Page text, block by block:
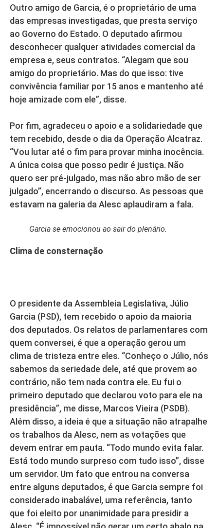
Outro amigo de Garcia, é o proprietário de uma
das empresas investigadas, que presta serviço
ao Governo do Estado. O deputado afirmou
desconhecer qualquer atividades comercial da
empresa e, seus contratos. “Alegam que sou
amigo do proprietário. Mas do que isso: tive
convivência familiar por 15 anos e mantenho até
hoje amizade com ele”, disse.
Por fim, agradeceu o apoio e a solidariedade que
tem recebido, desde o dia da Operação Alcatraz.
“Vou lutar até o fim para provar minha inocência.
A única coisa que posso pedir é justiça. Não
quero ser pré-julgado, mas não abro mão de ser
julgado”, encerrando o discurso. As pessoas que
estavam na galeria da Alesc aplaudiram a fala.
Garcia se emocionou ao sair do plenário.
Clima de consternação
O presidente da Assembleia Legislativa, Júlio
Garcia (PSD), tem recebido o apoio da maioria
dos deputados. Os relatos de parlamentares com
quem conversei, é que a operação gerou um
clima de tristeza entre eles. “Conheço o Júlio, nós
sabemos da seriedade dele, até que provem ao
contrário, não tem nada contra ele. Eu fui o
primeiro deputado que declarou voto para ele na
presidência”, me disse, Marcos Vieira (PSDB).
Além disso, a ideia é que a situação não atrapalhe
os trabalhos da Alesc, nem as votações que
devem entrar em pauta. “Todo mundo evita falar.
Está todo mundo surpreso com tudo isso”, disse
um servidor. Um fato que entrou na conversa
entre alguns deputados, é que Garcia sempre foi
considerado inabalável, uma referência, tanto
que foi eleito por unanimidade para presidir a